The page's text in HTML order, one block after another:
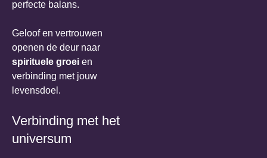
perfecte balans.
Geloof en vertrouwen
openen de deur naar
spirituele groei en
verbinding met jouw
levensdoel.
Verbinding met het
universum